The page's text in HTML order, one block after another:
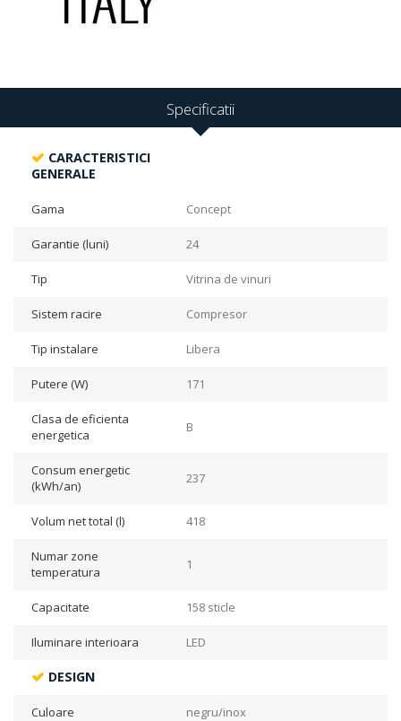
Specificatii
CARACTERISTICI
GENERALE
Gama Concept
Garantie (luni) 24
Tip Vitrina de vinuri
Sistem racire Compresor
Tip instalare Libera
Putere (W) 171
Clasa de eficienta
energetica
B
Consum energetic
(kWh/an)
237
Volum net total (l) 418
Numar zone
temperatura
1
Capacitate 158 sticle
Iluminare interioara LED
DESIGN
Culoare negru/inox